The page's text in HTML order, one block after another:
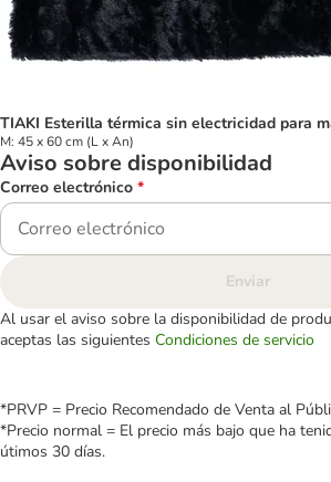
TIAKI Esterilla térmica sin electricidad para
M: 45 x 60 cm (L x An)
Aviso sobre disponibilidad
Correo electrónico *
Enviar
Al usar el aviso sobre la disponibilidad de
aceptas las siguientes Condiciones de servicio
*PRVP = Precio Recomendado de Venta al
*Precio normal = El precio más bajo que ha
útimos 30 días.